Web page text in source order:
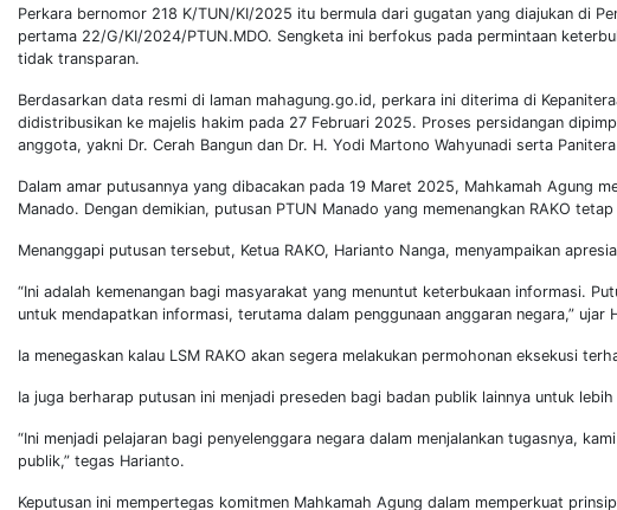
Perkara bernomor 218 K/TUN/KI/2025 itu bermula dari gugatan yang diajukan di
pertama 22/G/KI/2024/PTUN.MDO. Sengketa ini berfokus pada permintaan
tidak transparan.
Berdasarkan data resmi di laman mahagung.go.id, perkara ini diterima di
didistribusikan ke majelis hakim pada 27 Februari 2025. Proses persidangan
anggota, yakni Dr. Cerah Bangun dan Dr. H. Yodi Martono Wahyunadi serta
Dalam amar putusannya yang dibacakan pada 19 Maret 2025, Mahkamah Agung
Manado. Dengan demikian, putusan PTUN Manado yang memenangkan RAKO
Menanggapi putusan tersebut, Ketua RAKO, Harianto Nanga, menyampaikan
“Ini adalah kemenangan bagi masyarakat yang menuntut keterbukaan informasi.
untuk mendapatkan informasi, terutama dalam penggunaan anggaran negara,” ujar
Ia menegaskan kalau LSM RAKO akan segera melakukan permohonan eksekusi
Ia juga berharap putusan ini menjadi preseden bagi badan publik lainnya untuk
“Ini menjadi pelajaran bagi penyelenggara negara dalam menjalankan tugasnya,
publik,” tegas Harianto.
Keputusan ini mempertegas komitmen Mahkamah Agung dalam memperkuat